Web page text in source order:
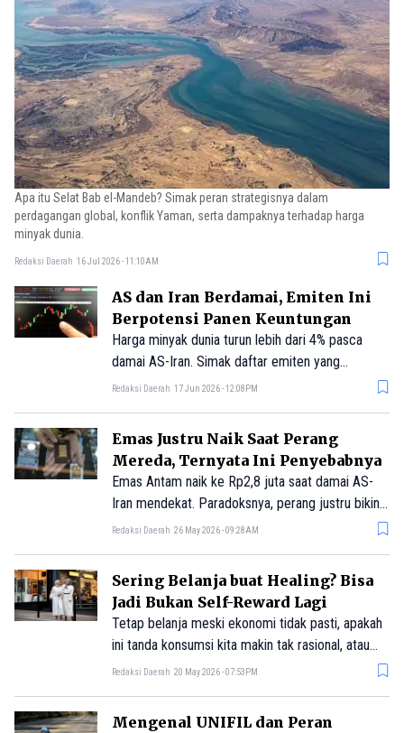
Apa itu Selat Bab el-Mandeb? Simak peran strategisnya dalam
perdagangan global, konflik Yaman, serta dampaknya terhadap harga
minyak dunia.
Redaksi Daerah 16 Jul 2026 - 11:10AM
AS dan Iran Berdamai, Emiten Ini
Berpotensi Panen Keuntungan
Harga minyak dunia turun lebih dari 4% pasca
damai AS-Iran. Simak daftar emiten yang
berpotensi diuntungkan, mulai dari GIAA, BIRD,
Redaksi Daerah 17 Jun 2026 - 12:08PM
Emas Justru Naik Saat Perang
Mereda, Ternyata Ini Penyebabnya
Emas Antam naik ke Rp2,8 juta saat damai AS-
Iran mendekat. Paradoksnya, perang justru bikin
emas turun 17%. Ini penjelasan mekanisme yield
Redaksi Daerah 26 May 2026 - 09:28AM
Sering Belanja buat Healing? Bisa
Jadi Bukan Self-Reward Lagi
Tetap belanja meski ekonomi tidak pasti, apakah
ini tanda konsumsi kita makin tak rasional, atau
justru bagian dari mekanisme bertahan hidup?
Redaksi Daerah 20 May 2026 - 07:53PM
Mengenal UNIFIL dan Peran